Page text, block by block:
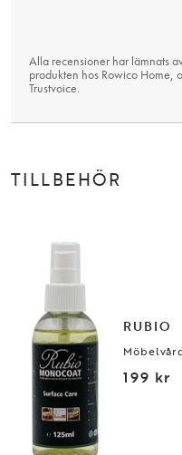
Alla recensioner har lämnats
produkten hos Rowico Home,
Trustvoice.
TILLBEHÖR
RUBIO
199 kr